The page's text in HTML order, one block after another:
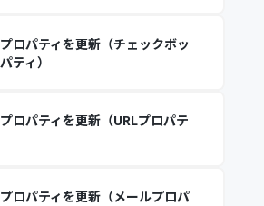
ロパティを更新（チェックボッ
ティ）
ロパティを更新（URLプロパテ
ロパティを更新（メールプロパ